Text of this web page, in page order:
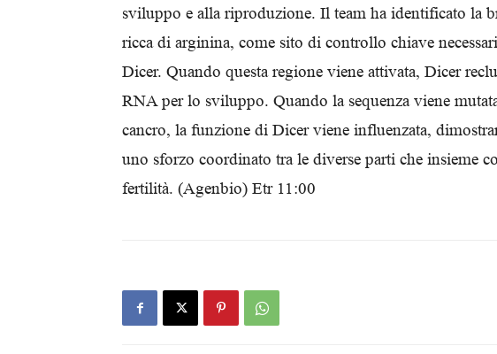
sviluppo e alla riproduzione. Il team ha identificato la
ricca di arginina, come sito di controllo chiave
Dicer. Quando questa regione viene attivata, Dicer
RNA per lo sviluppo. Quando la sequenza viene
cancro, la funzione di Dicer viene influenzata,
uno sforzo coordinato tra le diverse parti che insieme
fertilità. (Agenbio) Etr 11:00